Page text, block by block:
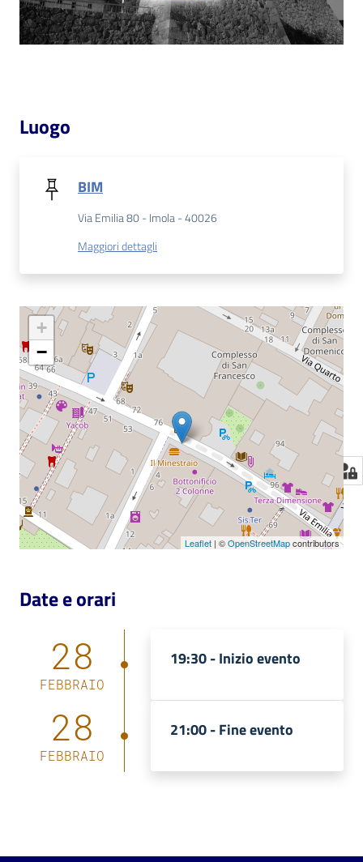
Eventi
Avvisi
Luogo
BIM
Via Emilia 80 - Imola - 40026
Maggiori dettagli
+
−
Leaflet | ©OpenStreetMapcontributors
Date e orari
28
FEBBRAIO
19:30 -Inizio evento
28
FEBBRAIO
21:00 -Fine evento